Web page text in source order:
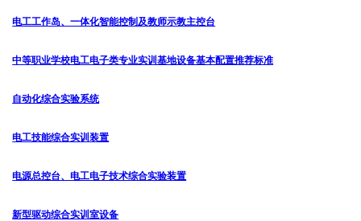
电工工作岛、一体化智能控制及教师示教主控台
中等职业学校电工电子类专业实训基地设备基本配置推荐标准
自动化综合实验系统
电工技能综合实训装置
电源总控台、电工电子技术综合实验装置
新型驱动综合实训室设备